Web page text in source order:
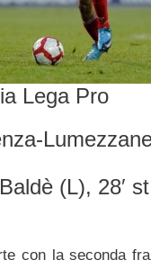
Lega Pro
(L), 28′
con la seconda